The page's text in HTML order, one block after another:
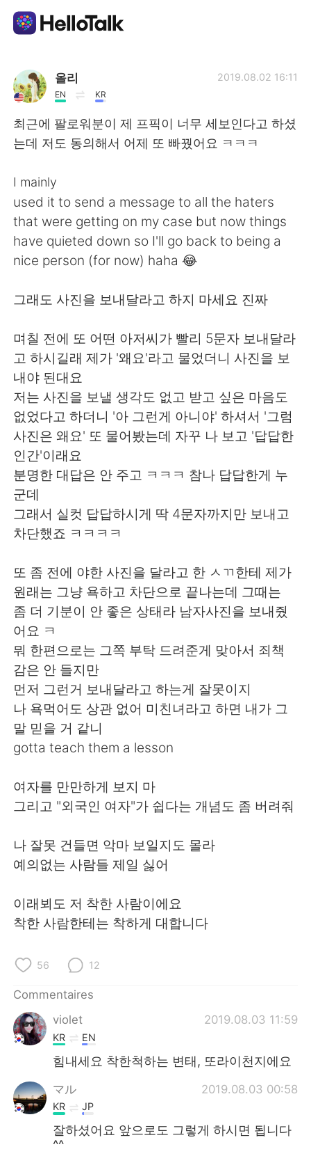
Appli d'échange linguistique
AI Grammar Checker
Français
English 简体中文
繁體中文 Español
Русский ไทย
Indonesia
Türkçe Tiếng Việt
Português
올리
EN KR
2019.08.02 16:11
최근에 팔로워분이 제 프픽이 너무 세보인다고 하셨
는데 저도 동의해서 어제 또 빠꿨어요 ㅋㅋㅋ
I mainly
used it to send a message to all the haters
that were getting on my case but now things
have quieted down so I'll go back to being a
nice person (for now) haha 😂
그래도 사진을 보내달라고 하지 마세요 진짜
며칠 전에 또 어떤 아저씨가 빨리 5문자 보내달라
고 하시길래 제가 '왜요'라고 물었더니 사진을 보
내야 된대요
저는 사진을 보낼 생각도 없고 받고 싶은 마음도
없었다고 하더니 '아 그런게 아니야' 하셔서 '그럼
사진은 왜요' 또 물어봤는데 자꾸 나 보고 '답답한
인간'이래요
분명한 대답은 안 주고 ㅋㅋㅋ 참나 답답한게 누
군데
그래서 실컷 답답하시게 딱 4문자까지만 보내고
차단했죠 ㅋㅋㅋㅋ
또 좀 전에 야한 사진을 달라고 한 ㅅㄲ한테 제가
원래는 그냥 욕하고 차단으로 끝나는데 그때는
좀 더 기분이 안 좋은 상태라 남자사진을 보내줬
어요 ㅋ
뭐 한편으로는 그쪽 부탁 드려준게 맞아서 죄책
감은 안 들지만
먼저 그런거 보내달라고 하는게 잘못이지
나 욕먹어도 상관 없어 미친녀라고 하면 내가 그
말 믿을 거 같니
gotta teach them a lesson
여자를 만만하게 보지 마
그리고 "외국인 여자"가 쉽다는 개념도 좀 버려줘
나 잘못 건들면 악마 보일지도 몰라
예의없는 사람들 제일 싫어
이래뵈도 저 착한 사람이에요
착한 사람한테는 착하게 대합니다
56 12
Commentaires
violet
2019.08.03 11:59
KR EN
힘내세요 착한척하는 변태, 또라이천지에요
マル 2019.08.03 00:58
KR JP
잘하셨어요 앞으로도 그렇게 하시면 됩니다
^^